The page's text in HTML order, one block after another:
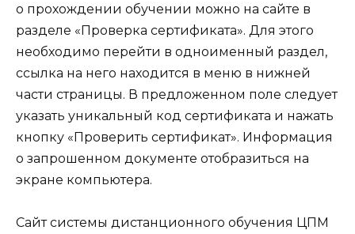
о прохождении обучении можно на сайте в
разделе «Проверка сертификата». Для этого
необходимо перейти в одноименный раздел,
ссылка на него находится в меню в нижней
части страницы. В предложенном поле следует
указать уникальный код сертификата и нажать
кнопку «Проверить сертификат». Информация
о запрошенном документе отобразиться на
экране компьютера.
Сайт системы дистанционного обучения ЦПМ